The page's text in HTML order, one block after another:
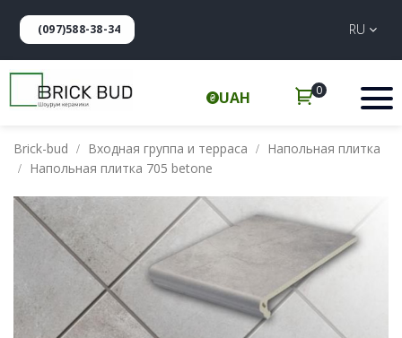
(097)588-38-34 RU
UAH 0
Brick-bud Входная группа и терраса
Напольная плитка
Напольная плитка 705 betone